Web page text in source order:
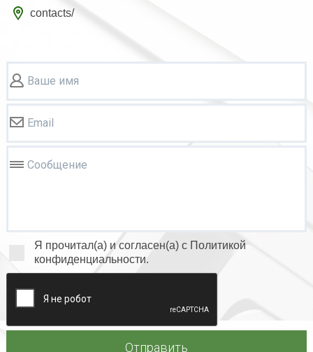
contacts/
Ваше имя
Email
Сообщение
Я прочитал(а) и согласен(а) с Политикой
конфиденциальности.
Отправить